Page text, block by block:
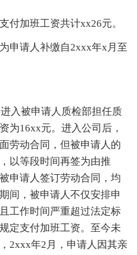
付加班工资共计xx26元。
申请人补缴自2xxx年x月至
入被申请人质检部担任质
为16xx元。进入公司后，
劳动合同，但被申请人的
以等段时间再签为由推
申请人签订劳动合同，均
间，被申请人不仅安排申
工作时间严重超过法定标
定支付加班工资。至今未
2xxx年2月，申请人因其亲